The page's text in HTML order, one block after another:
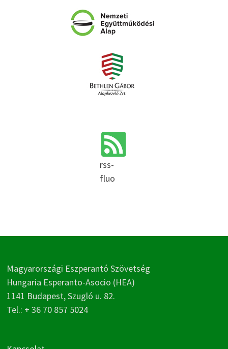
rss-
fluo
Magyarországi Eszperantó Szövetség
Hungaria Esperanto-Asocio (HEA)
1141 Budapest, Szugló u. 82.
Tel.: + 36 70 857 5024